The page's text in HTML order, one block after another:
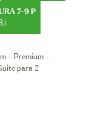
7-9 P
– Premium –
para 2